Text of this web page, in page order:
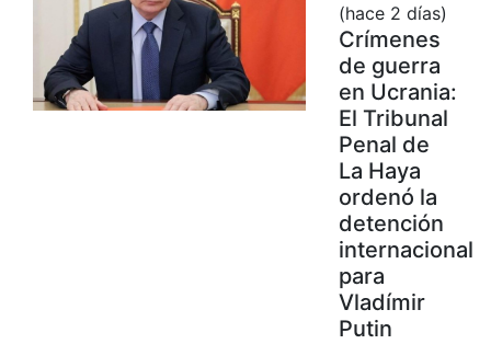
(hace 2 días)
Crímenes
de guerra
en Ucrania:
El Tribunal
Penal de
La Haya
ordenó la
detención
internacional
para
Vladímir
Putin